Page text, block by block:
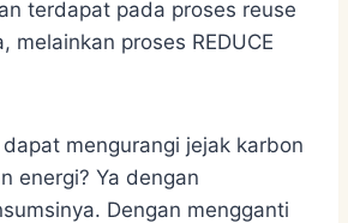
terdapat pada proses reuse
melainkan proses REDUCE
mengurangi jejak karbon
energi? Ya dengan
Dengan mengganti